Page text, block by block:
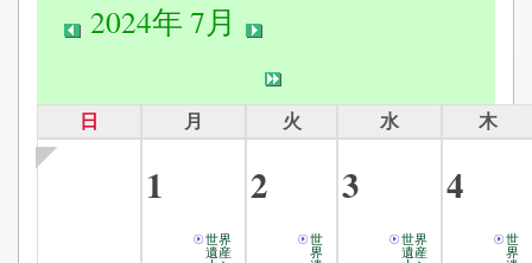
2024年 7月
日 月 火 水 木
1
世界
遺産
2
世
界
3
世界
遺産
4
世
界